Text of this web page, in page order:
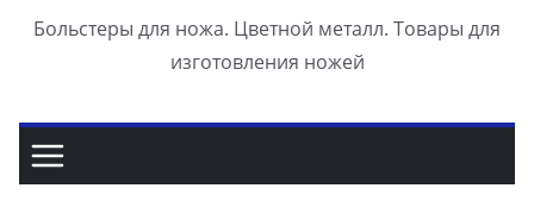
Больстеры для ножа. Цветной металл. Товары для
изготовления ножей